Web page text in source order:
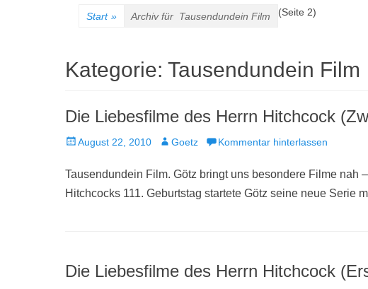
Start » Archiv für Tausendundein Film (Seite 2)
Kategorie: Tausendundein Film
Die Liebesfilme des Herrn Hitchcock
Veröffentlicht
August 22, 2010 AutorGoetz Kommentar hinterlassen
Tausendundein Film. Götz bringt uns besondere Filme nah
Hitchcocks 111. Geburtstag startete Götz seine neue Serie
Die Liebesfilme des Herrn Hitchcock